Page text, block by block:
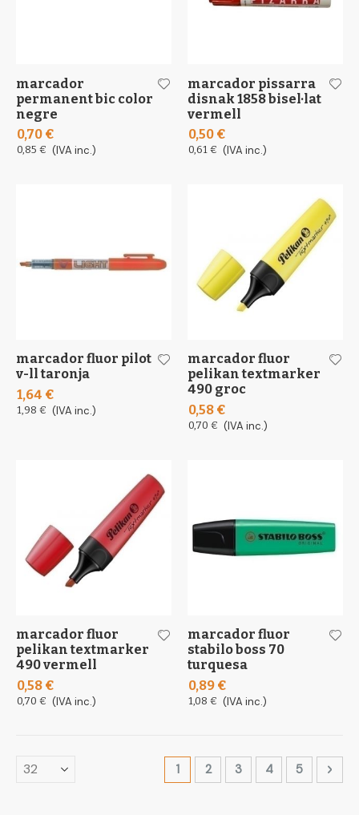
marcador
permanent bic color
negre
0,70 €
0,85 € (IVA inc.)
marcador pissarra
disnak 1858 bisel·lat
vermell
0,50 €
0,61 € (IVA inc.)
marcador fluor pilot
v-ll taronja
1,64 €
1,98 € (IVA inc.)
marcador fluor
pelikan textmarker
490 groc
0,58 €
0,70 € (IVA inc.)
marcador fluor
pelikan textmarker
490 vermell
0,58 €
0,70 € (IVA inc.)
marcador fluor
stabilo boss 70
turquesa
0,89 €
1,08 € (IVA inc.)
PageYou're currently reading page
1 Page
2 Page
3 Page
4 Page
5 Page